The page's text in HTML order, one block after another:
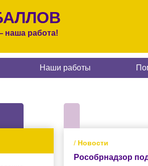
наша работа!
Наши работы
/ Новости
Рособрнадзор